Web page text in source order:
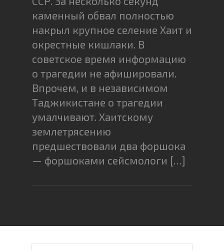
каменный обвал полностью
накрыл крупное селение Хаит и
окрестные кишлаки. В
советское время информацию
о трагедии не афишировали.
Впрочем, и в независимом
Таджикистане о трагедии
умалчивают. Хаитскому
землетрясению
предшествовали два форшока
— форшоками сейсмологи […]